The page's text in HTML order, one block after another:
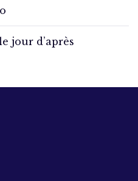
jour d’après